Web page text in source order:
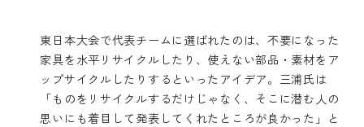
東日本大会で代表チームに選ばれたのは、不要になった
家具を水平リサイクルしたり、使えない部品・素材をア
ップサイクルしたりするといったアイデア。三浦氏は
「ものをリサイクルするだけじゃなく、そこに潜む人の
思いにも着目して発表してくれたところが良かった」と